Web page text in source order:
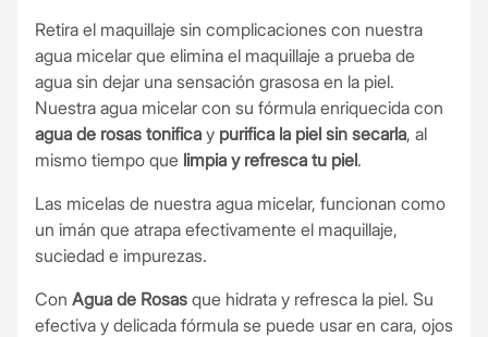
Retira el maquillaje sin complicaciones con nuestra
agua micelar que elimina el maquillaje a prueba de
agua sin dejar una sensación grasosa en la piel.
Nuestra agua micelar con su fórmula enriquecida con
agua de rosas tonifica y purifica la piel sin secarla, al
mismo tiempo que limpia y refresca tu piel.
Las micelas de nuestra agua micelar, funcionan como
un imán que atrapa efectivamente el maquillaje,
suciedad e impurezas.
Con Agua de Rosas que hidrata y refresca la piel. Su
efectiva y delicada fórmula se puede usar en cara, ojos